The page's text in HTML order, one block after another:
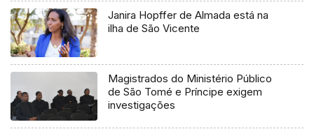
Janira Hopffer de Almada está na
ilha de São Vicente
Magistrados do Ministério Público
de São Tomé e Príncipe exigem
investigações